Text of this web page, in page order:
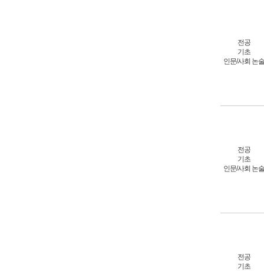
전공
기초
인문/사회 논술
전공
기초
인문/사회 논술
전공
기초